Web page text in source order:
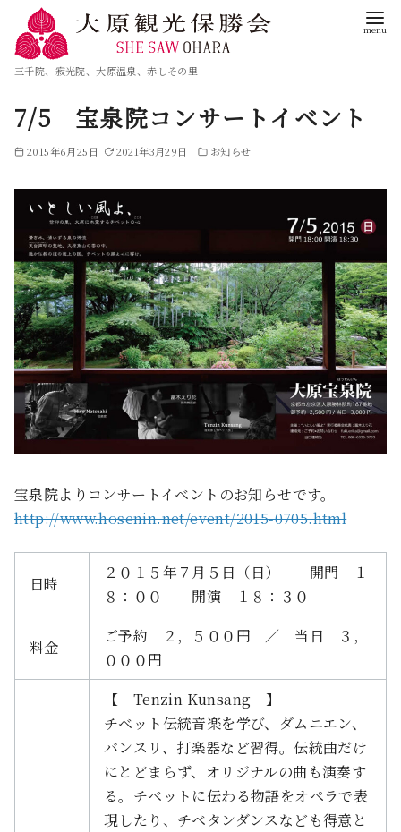
三千院、寂光院、大原温泉、赤しその里
7/5 宝泉院コンサートイベント
2015年6月25日 2021年3月29日 お知らせ
宝泉院よりコンサートイベントのお知らせです。
http://www.hosenin.net/event/2015-0705.html
日時
２０１５年７月５日（日） 開門 １
８：００ 開演 １８：３０
料金
ご予約 ２，５００円 ／ 当日 ３，
０００円
【 Tenzin Kunsang 】
チベット伝統音楽を学び、ダムニエン、
バンスリ、打楽器など習得。伝統曲だけ
にとどまらず、オリジナルの曲も演奏す
る。チベットに伝わる物語をオペラで表
現したり、チベタンダンスなども得意と